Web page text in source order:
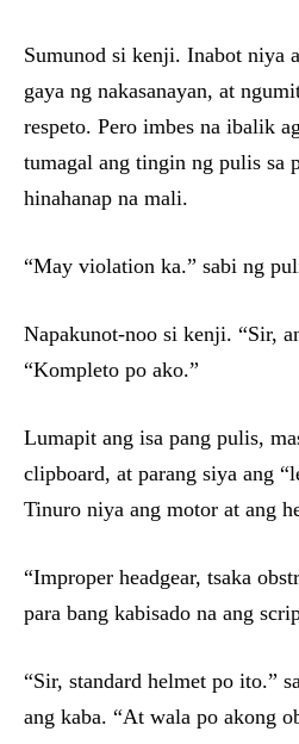
Sumunod si kenji. Inabot niya
gaya ng nakasanayan, at
respeto. Pero imbes na ibalik
tumagal ang tingin ng pulis sa
hinahanap na mali.
“May violation ka.” sabi ng
Napakunot-noo si kenji. “Sir,
“Kompleto po ako.”
Lumapit ang isa pang pulis,
clipboard, at parang siya ang
Tinuro niya ang motor at ang
“Improper headgear, tsaka
para bang kabisado na ang
“Sir, standard helmet po ito.”
ang kaba. “At wala po akong